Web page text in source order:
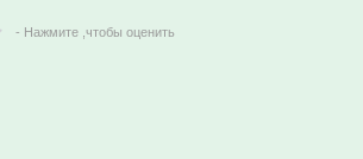
- Нажмите ,чтобы оценить